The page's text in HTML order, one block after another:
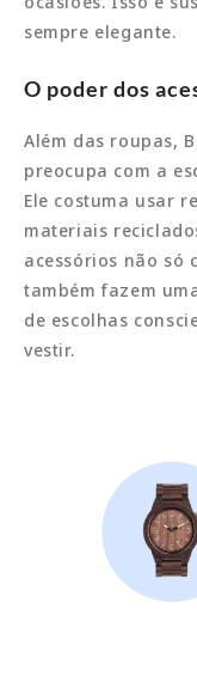
sempre elegante.
O poder dos
Além das roupas,
preocupa com a
Ele costuma usar
materiais
acessórios não só
também fazem
de escolhas
vestir.